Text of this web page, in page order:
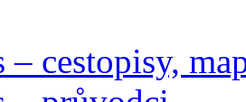
– cestopisy,